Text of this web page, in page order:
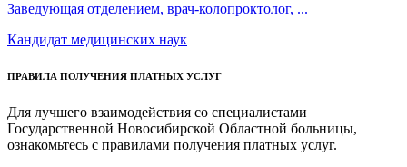
Заведующая отделением, врач-колопроктолог, ...
Кандидат медицинских наук
ПРАВИЛА ПОЛУЧЕНИЯ ПЛАТНЫХ УСЛУГ
Для лучшего взаимодействия со специалистами
Государственной Новосибирской Областной больницы,
ознакомьтесь с правилами получения платных услуг.